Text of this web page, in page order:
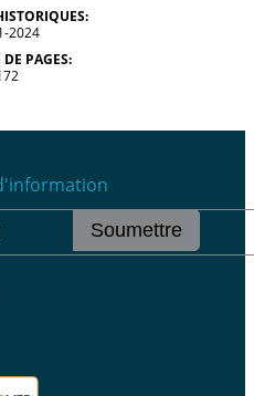
2024
PAGES:
Soumettre